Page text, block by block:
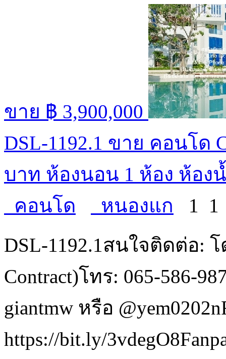
ขาย ฿ 3,900,000
DSL-1192.1 ขาย คอนโด
บาท ห้องนอน 1 ห้อง ห้อง
คอนโด
หนองแก 1
DSL-1192.1สนใจติดต่อ:
Contract)โทร: 065-586-
giantmw หรือ
https://bit.ly/